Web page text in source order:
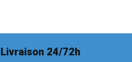
Livraison 24/72h